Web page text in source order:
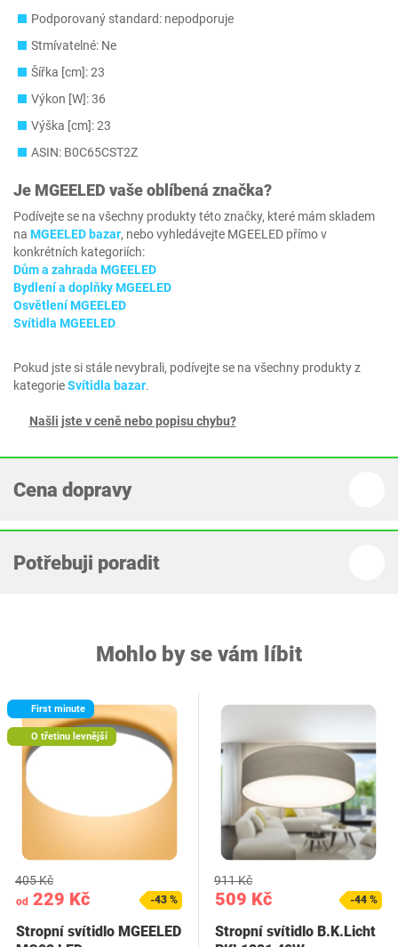
Podporovaný standard: nepodporuje
Stmívatelné: Ne
Šířka [cm]: 23
Výkon [W]: 36
Výška [cm]: 23
ASIN: B0C65CST2Z
Je ‎MGEELED vaše oblíbená značka?
Podívejte se na všechny produkty této značky, které mám skladem
na ‎MGEELED bazar, nebo vyhledávejte ‎MGEELED přímo v
konkrétních kategoriích:
Dům a zahrada ‎MGEELED
Bydlení a doplňky ‎MGEELED
Osvětlení ‎MGEELED
Svítidla ‎MGEELED
Pokud jste si stále nevybrali, podívejte se na všechny produkty z
kategorieSvítidla bazar.
Našli jste v ceně nebo popisu chybu?
Cena dopravy
Potřebuji poradit
Mohlo by se vám líbit
First minute
O třetinu levnější
od 229 Kč
405 Kč
-43 %
Stropní svítidlo MGEELED
509 Kč
911 Kč
-44 %
Stropní svítidlo B.K.Licht